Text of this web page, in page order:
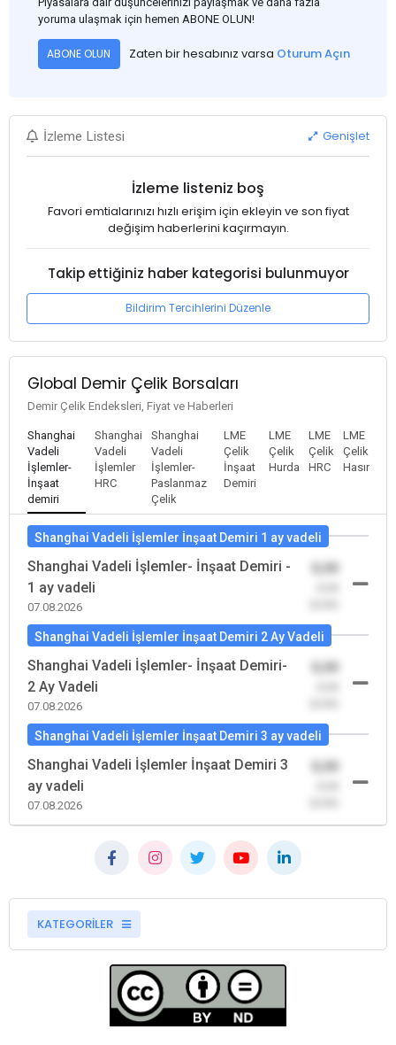
yoruma ulaşmak için hemen ABONE OLUN!
ABONE OLUN Zaten bir hesabınız varsa Oturum Açın
İzleme Listesi Genişlet
İzleme listeniz boş
Favori emtialarınızı hızlı erişim için ekleyin ve son fiyat
değişim haberlerini kaçırmayın.
Takip ettiğiniz haber kategorisi bulunmuyor
Bildirim Tercihlerini Düzenle
Global Demir Çelik Borsaları
Demir Çelik Endeksleri, Fiyat ve Haberleri
Shanghai
Vadeli
İşlemler-
İnşaat
demiri
Shanghai
Vadeli
İşlemler
HRC
Shanghai
Vadeli
İşlemler-
Paslanmaz
Çelik
LME
Çelik
İnşaat
Demiri
LME
Çelik
Hurda
LME
Çelik
HRC
LME
Çelik
Hasır
Shanghai Vadeli İşlemler İnşaat Demiri 1 ay vadeli
Shanghai Vadeli İşlemler- İnşaat Demiri -
1 ay vadeli
07.08.2026
Shanghai Vadeli İşlemler İnşaat Demiri 2 Ay Vadeli
Shanghai Vadeli İşlemler- İnşaat Demiri-
2 Ay Vadeli
07.08.2026
Shanghai Vadeli İşlemler İnşaat Demiri 3 ay vadeli
Shanghai Vadeli İşlemler İnşaat Demiri 3
ay vadeli
07.08.2026
KATEGORİLER